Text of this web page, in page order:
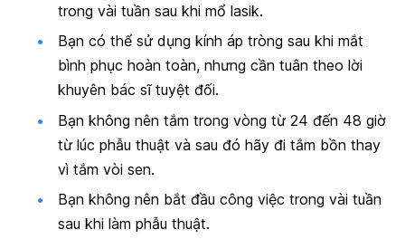
trong vài tuần sau khi mổ lasik.
Bạn có thể sử dụng kính áp tròng sau khi mắt
bình phục hoàn toàn, nhưng cần tuân theo lời
khuyên bác sĩ tuyệt đối.
Bạn không nên tắm trong vòng từ 24 đến 48 giờ
từ lúc phẫu thuật và sau đó hãy đi tắm bồn thay
vì tắm vòi sen.
Bạn không nên bắt đầu công việc trong vài tuần
sau khi làm phẫu thuật.